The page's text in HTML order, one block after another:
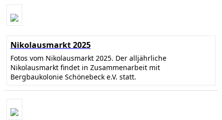
Nikolausmarkt 2025
Fotos vom Nikolausmarkt 2025. Der alljährliche
Nikolausmarkt findet in Zusammenarbeit mit
Bergbaukolonie Schönebeck e.V. statt.